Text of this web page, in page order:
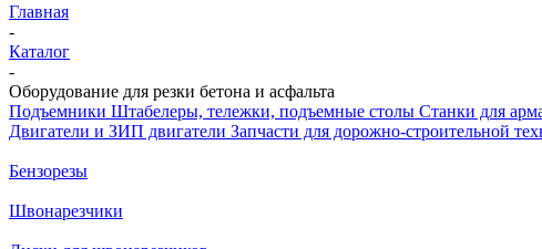
Главная
-
Каталог
-
Оборудование для резки бетона и асфальта
Подъемники Штабелеры, тележки, подъемные столы Станки для
Двигатели и ЗИП двигатели Запчасти для дорожно-строительной
Бензорезы
Швонарезчики